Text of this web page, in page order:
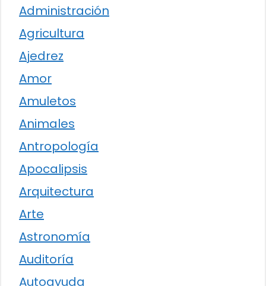
Administración
Agricultura
Ajedrez
Amor
Amuletos
Animales
Antropología
Apocalipsis
Arquitectura
Arte
Astronomía
Auditoría
Autoayuda